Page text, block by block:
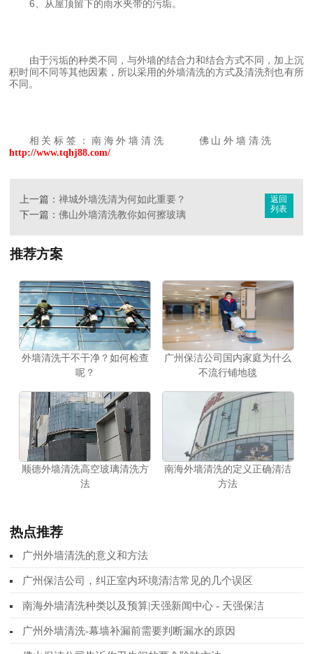
6、从屋顶留下的雨水夹带的污垢。
由于污垢的种类不同，与外墙的结合力和结合方式不同，加上沉
积时间不同等其他因素，所以采用的外墙清洗的方式及清洗剂也有所
不同。
相关标签：南海外墙清洗 佛山外墙清洗
http://www.tqhj88.com/
返回
列表
上一篇： 禅城外墙洗清为何如此重要？
下一篇： 佛山外墙清洗教你如何擦玻璃
推荐方案
外墙清洗干不干净？如何检查
呢？
广州保洁公司国内家庭为什么
不流行铺地毯
顺德外墙清洗高空玻璃清洗方
法
南海外墙清洗的定义正确清洁
方法
热点推荐
广州外墙清洗的意义和方法
广州保洁公司，纠正室内环境清洁常见的几个误区
南海外墙清洗种类以及预算|天强新闻中心 - 天强保洁
广州外墙清洗-幕墙补漏前需要判断漏水的原因